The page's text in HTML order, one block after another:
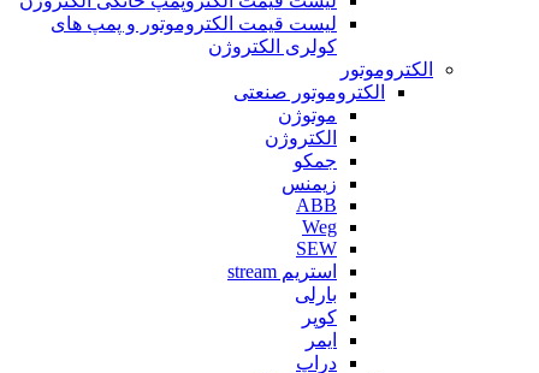
لیست قیمت الکتروموتور و پمپ های
کولری الکتروژن
الکتروموتور
الکتروموتور صنعتی
موتوژن
الکتروژن
جمکو
زیمنس
ABB
Weg
SEW
استریم stream
بارلی
کوپر
ایمر
دراپ